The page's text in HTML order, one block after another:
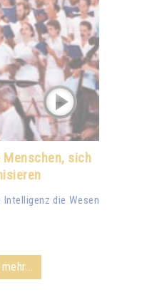
sich
die Wesen